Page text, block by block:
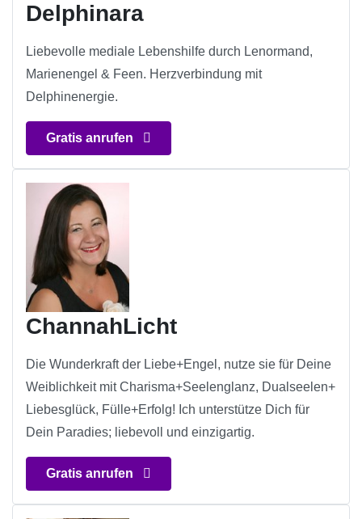
Delphinara
Liebevolle mediale Lebenshilfe durch Lenormand,
Marienengel & Feen. Herzverbindung mit
Delphinenergie.
Gratis anrufen
ChannahLicht
Die Wunderkraft der Liebe+Engel, nutze sie für Deine
Weiblichkeit mit Charisma+Seelenglanz, Dualseelen+
Liebesglück, Fülle+Erfolg! Ich unterstütze Dich für
Dein Paradies; liebevoll und einzigartig.
Gratis anrufen